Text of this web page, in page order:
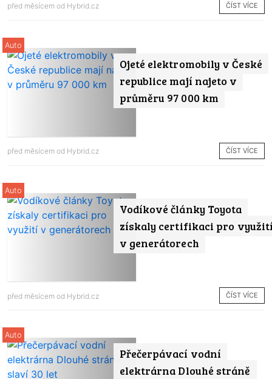
před měsícem od Hybrid.cz ČÍST VÍCE
Ojeté elektromobily v České
republice mají najeto v
průměru 97 000 km
Auto
před měsícem od Hybrid.cz ČÍST VÍCE
Vodíkové články Toyota
získaly certifikaci pro
v generátorech
Auto
před měsícem od Hybrid.cz ČÍST VÍCE
Přečerpávací vodní
elektrárna Dlouhé stráně
Auto